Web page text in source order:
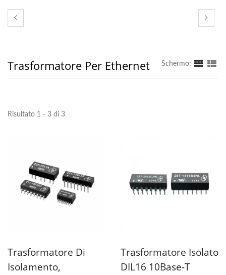
Trasformatore Per Ethernet Schermo:
Risultato 1 - 3 di 3
Trasformatore Di
Isolamento,
Trasformatore Isolato
DIL16 10Base-T